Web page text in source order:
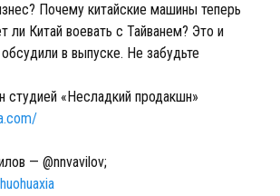
Почему китайские машины теперь
ли Китай воевать с Тайванем? Это и
в выпуске. Не забудьте
студией «Несладкий продакшн»
— @nnvavilov;